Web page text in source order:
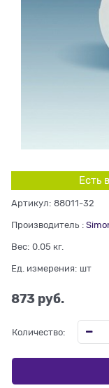
Есть
Артикул: 88011-32
Производитель :
Вес: 0.05 кг.
Ед. измерения: шт
873 руб.
Количество: